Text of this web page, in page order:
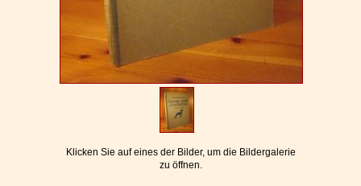
Geschäftsbedingungen
Datenschutzerklärung
Ihr WarenkorbKlicken Sie auf eines der Bilder, um die Bildergalerie
zu öffnen.